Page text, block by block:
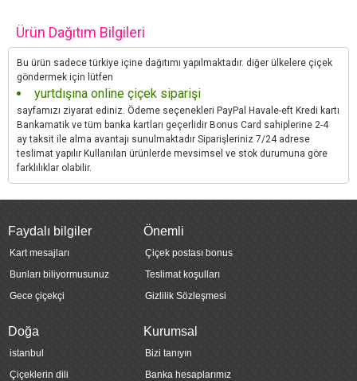
Ürün Dağıtım Bilgileri
Bu ürün sadece türkiye içine dağıtımı yapılmaktadır. diğer ülkelere çiçek
göndermek için lütfen
yurtdışına online çiçek siparişi
sayfamızı ziyarat ediniz. Ödeme seçenekleri PayPal Havale-eft Kredi kartı
Bankamatik ve tüm banka kartları geçerlidir Bonus Card sahiplerine 2-4
ay taksit ile alma avantajı sunulmaktadır Siparişleriniz 7/24 adrese
teslimat yapılır Kullanılan ürünlerde mevsimsel ve stok durumuna göre
farklılıklar olabilir.
Faydalı bilgiler
Kart mesajları
Bunları biliyormusunuz
Gece çiçekçi
Önemli
Çiçek postası bonus
Teslimat koşulları
Gizlilik Sözleşmesi
Doğa
istanbul
Çiçeklerin dili
Kurumsal
Bizi tanıyın
Banka hesaplarımız